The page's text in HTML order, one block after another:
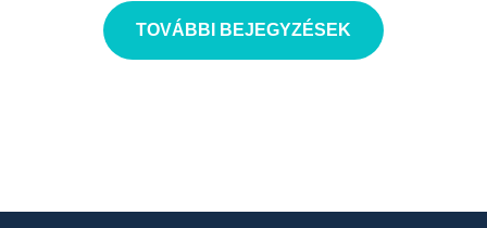
TOVÁBBI BEJEGYZÉSEK